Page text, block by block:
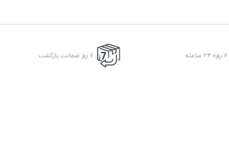
7 روز ضمانت بازگشت